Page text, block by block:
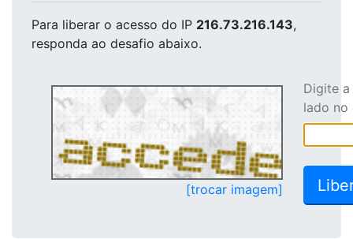
Para liberar o acesso do IP 216.73.216.143,
responda ao desafio abaixo.
[trocar imagem]
Digite
lado no